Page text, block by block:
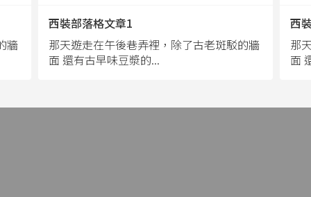
牆
牆
西裝部落格文章1...
西裝部落格文章1
那天遊走在午後巷弄裡，除了古老斑駁的牆
面寬寬還有古早味豆漿的...
那天遊走在午後巷弄裡，除了古老斑駁的牆
面 還有古早味豆漿的...
西
西
那
面
那
面